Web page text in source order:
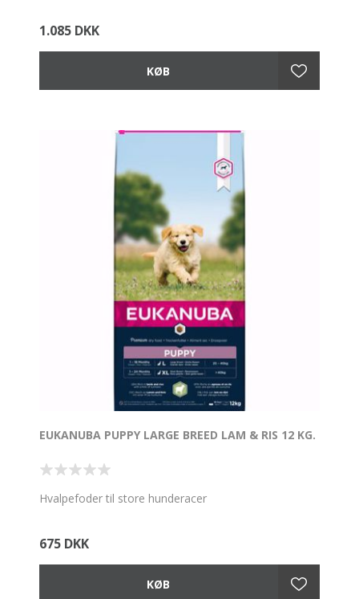
1.085 DKK
EUKANUBA PUPPY LARGE BREED LAM & RIS 12 KG.
Hvalpefoder til store hunderacer
675 DKK